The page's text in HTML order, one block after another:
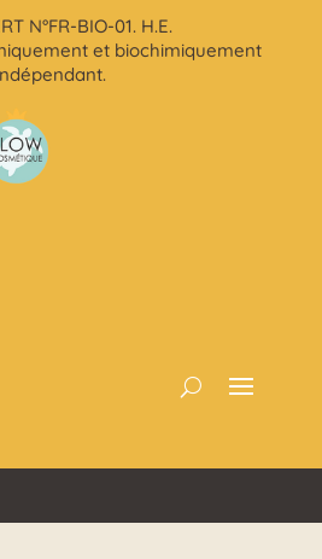
N°FR-BIO-01. H.E.
et biochimiquement